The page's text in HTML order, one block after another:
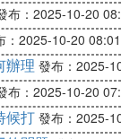
布：2025-10-20
：2025-10-20
辦理 發布：2025-
布：2025-10-20
候打 發布：2025-